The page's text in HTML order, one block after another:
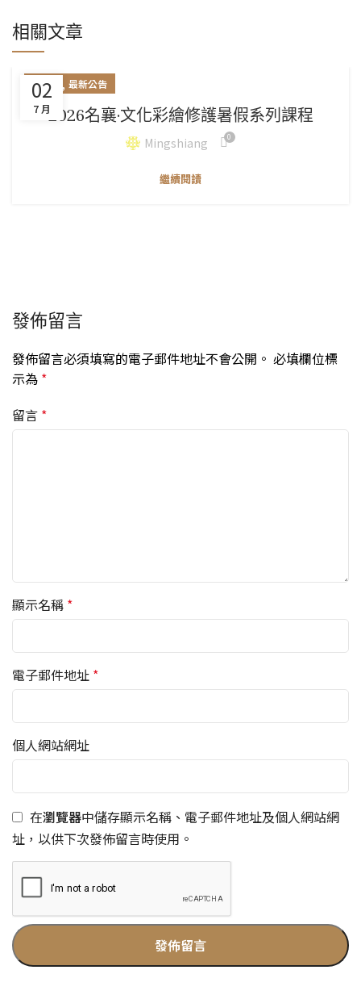
相關文章
02
7 月
工作坊 , 最新公告
2026名襄·文化彩繪修護暑假系列課程
Mingshiang 0
繼續閱讀
發佈留言
發佈留言必須填寫的電子郵件地址不會公開。 必填欄位標
示為 *
留言 *
顯示名稱 *
電子郵件地址 *
個人網站網址
在瀏覽器中儲存顯示名稱、電子郵件地址及個人網站網
址，以供下次發佈留言時使用。